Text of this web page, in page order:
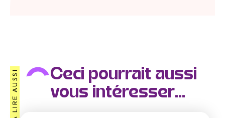
À LIRE AUSSI
Ceci pourrait aussi
vous intéresser...